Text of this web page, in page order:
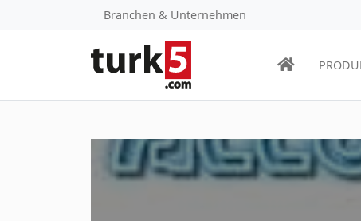
Branchen & Unternehmen